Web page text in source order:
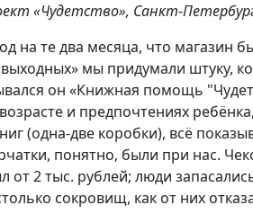
«Чудетство», Санкт-
на те два месяца, что магазин
мы придумали штуку,
он «Книжная помощь
и предпочтениях
(одна-две коробки), всё
понятно, были при нас.
2 тыс. рублей; люди
сокровищ, как от них